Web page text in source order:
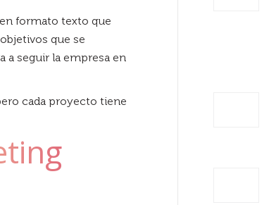
formato texto que
que se
a seguir la empresa en
cada proyecto tiene